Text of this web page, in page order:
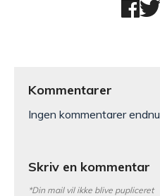
Kommentarer
Ingen kommentarer endnu
Skriv en kommentar
*Din mail vil ikke blive pupliceret